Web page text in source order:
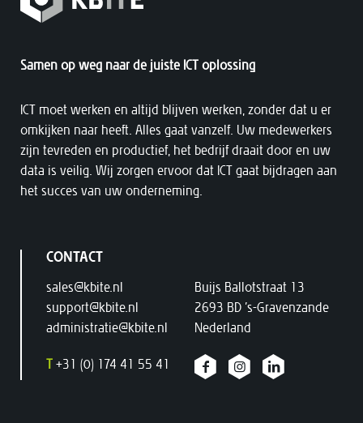
Samen op weg naar de juiste ICT oplossing
ICT moet werken en altijd blijven werken, zonder dat u er
omkijken naar heeft. Alles gaat vanzelf. Uw medewerkers
zijn tevreden en productief, het bedrijf draait door en uw
data is veilig. Wij zorgen ervoor dat ICT gaat bijdragen aan
het succes van uw onderneming.
CONTACT
sales@kbite.nl
support@kbite.nl
administratie@kbite.nl
Buijs Ballotstraat 13
2693 BD ’s-Gravenzande
Nederland
T +31 (0) 174 41 55 41